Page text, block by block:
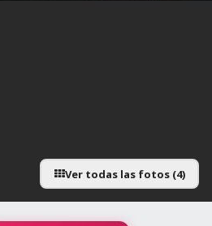
Ver todas las fotos (4)